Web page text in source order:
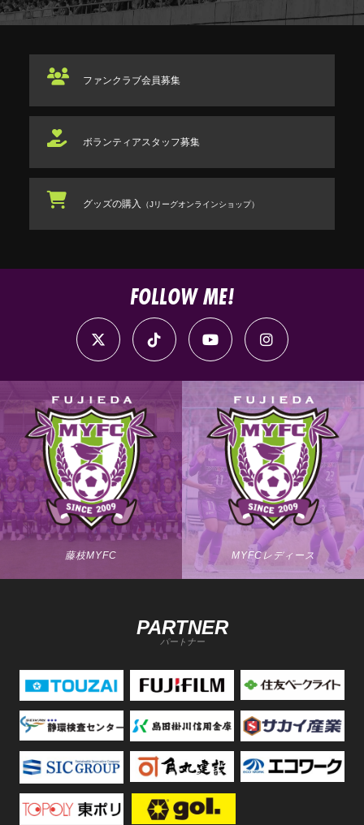
ファンクラブ会員募集
ボランティアスタッフ募集
グッズの購入 （Jリーグオンラインショップ）
FOLLOW ME!
藤枝MYFC MYFCレディース
PARTNER
パートナー